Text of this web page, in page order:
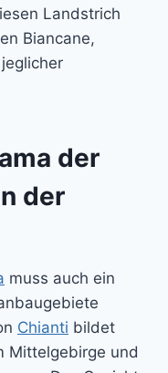
Landstrich
Biancane,
der
der
muss auch ein
Chianti bildet
Mittelgebirge und